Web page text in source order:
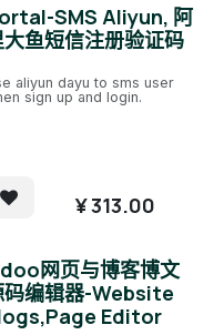
SMS Aliyun, 阿
大鱼短信注册验证码
aliyun dayu to sms user
sign up and login.
¥313.00
网页与博客博文
码编辑器-Website
Editor